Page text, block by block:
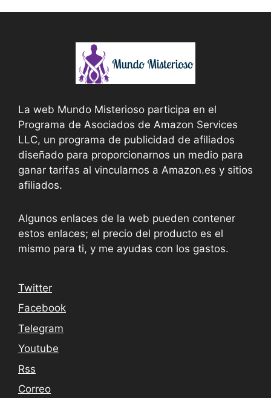
La web Mundo Misterioso participa en el
Programa de Asociados de Amazon Services
LLC, un programa de publicidad de afiliados
diseñado para proporcionarnos un medio para
ganar tarifas al vincularnos a Amazon.es y sitios
afiliados.
Algunos enlaces de la web pueden contener
estos enlaces; el precio del producto es el
mismo para ti, y me ayudas con los gastos.
Twitter
Facebook
Telegram
Youtube
Rss
Correo